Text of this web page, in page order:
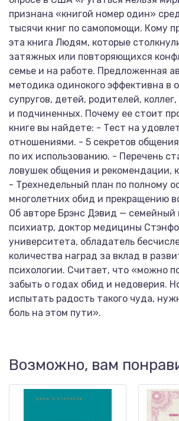
признана «книгой номер один»
тысячи книг по самопомощи. Кому
эта книга Людям, которые
затяжных или повторяющихся
семье и на работе. Предложенная
методика одинокого эффективна в
супругов, детей, родителей,
и подчиненных. Почему ее стоит
книге вы найдете: - Тест на
отношениями. - 5 секретов
по их использованию. - Перечень
ловушек общения и рекомендации,
- Трехнедельный план по полному
многолетних обид и прекращению
Об авторе Брэнс Дэвид — семейный
психиатр, доктор медицины
университета, обладатель
количества наград за вклад в
психологии. Считает, что «можно
забыть о годах обид и недоверия.
испытать радость такого чуда,
боль на этом пути».
Возможно, вам